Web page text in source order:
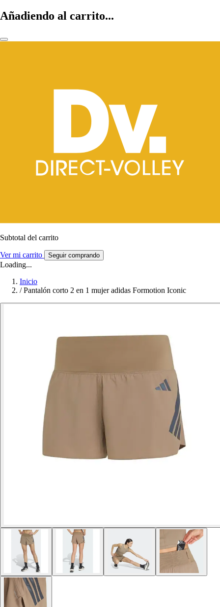
Añadiendo al carrito...
Subtotal del carrito
Ver mi carrito Seguir comprando
Loading...
Inicio
/ Pantalón corto 2 en 1 mujer adidas Formotion Iconic